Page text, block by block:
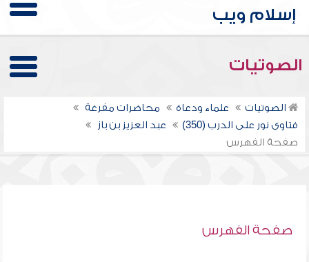
الصوتيات
الصوتيات علماء ودعاة
محاضرات مفرغة
فتاوى نور على الدرب (350)
عبد العزيز بن باز
صفحة الفهرس
صفحة الفهرس